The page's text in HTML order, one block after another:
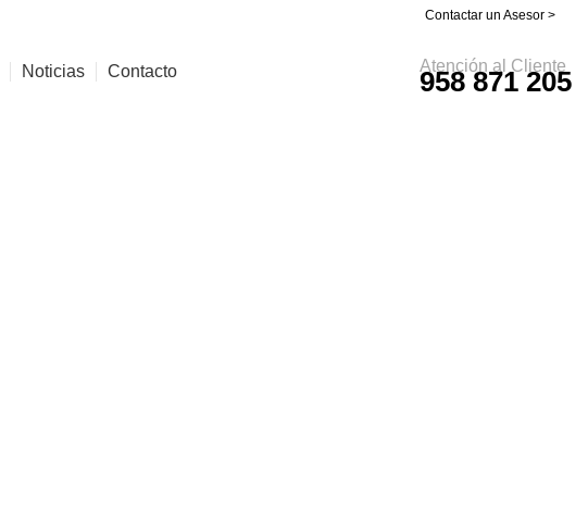
Contactar un Asesor >
Noticias Contacto Atención al Cliente
958 871 205